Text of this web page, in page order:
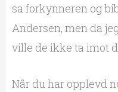
sa forkynneren og
Andersen, men da
ville de ikke ta imot
Når du har opplevd